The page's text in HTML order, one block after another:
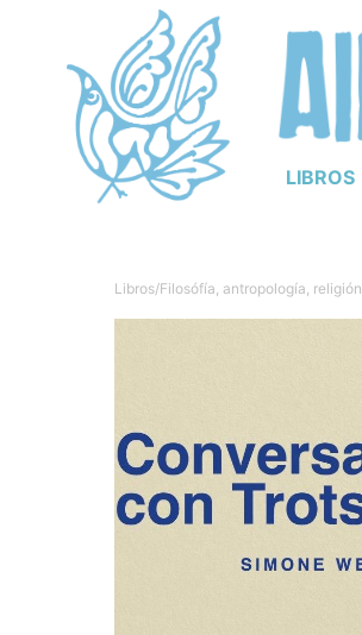
LIBROS
Libros/Filosófía, antropología, religión